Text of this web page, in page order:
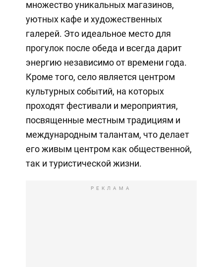
множество уникальных магазинов,
уютных кафе и художественных
галерей. Это идеальное место для
прогулок после обеда и всегда дарит
энергию независимо от времени года.
Кроме того, село является центром
культурных событий, на которых
проходят фестивали и мероприятия,
посвященные местным традициям и
международным талантам, что делает
его живым центром как общественной,
так и туристической жизни.
РЕКЛАМА